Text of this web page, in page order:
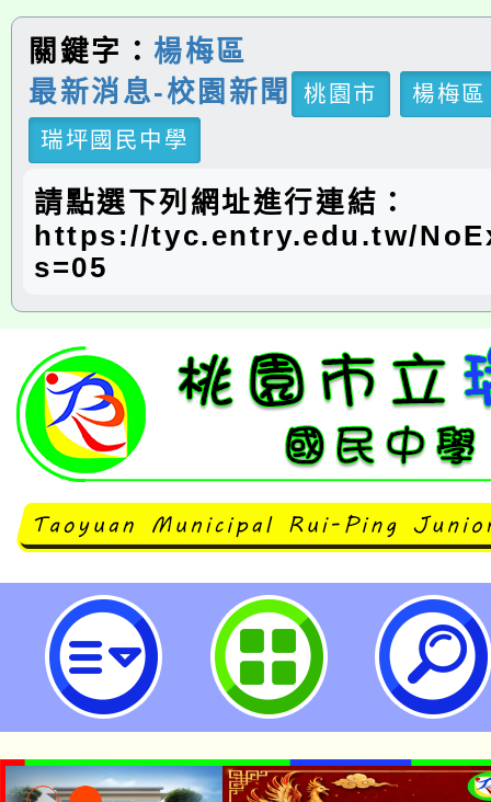
關鍵字： 楊梅區
最新消息-校園新聞
桃園市
楊梅區
瑞坪國民中學
請點選下列網址進行連結：
https://tyc.entry.edu.tw/
s=05
113學年度高中職免試入學志願選
瑞坪國民中學